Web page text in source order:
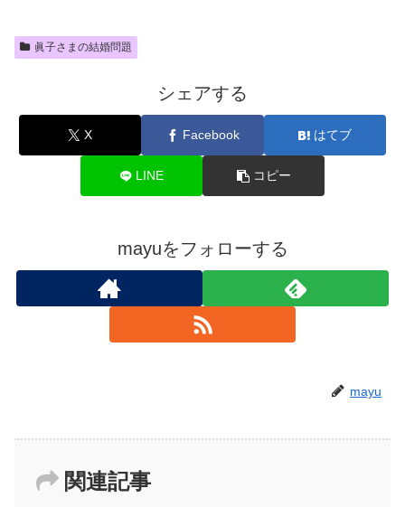
眞子さまの結婚問題
シェアする
X Facebook はてブ
LINE コピー
mayuをフォローする
mayu
関連記事